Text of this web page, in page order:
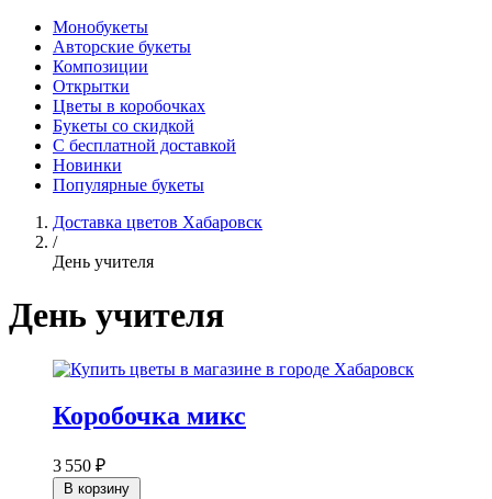
Монобукеты
Авторские букеты
Композиции
Открытки
Цветы в коробочках
Букеты со скидкой
С бесплатной доставкой
Новинки
Популярные букеты
Доставка цветов Хабаровск
/
День учителя
День учителя
Коробочка микс
3 550 ₽